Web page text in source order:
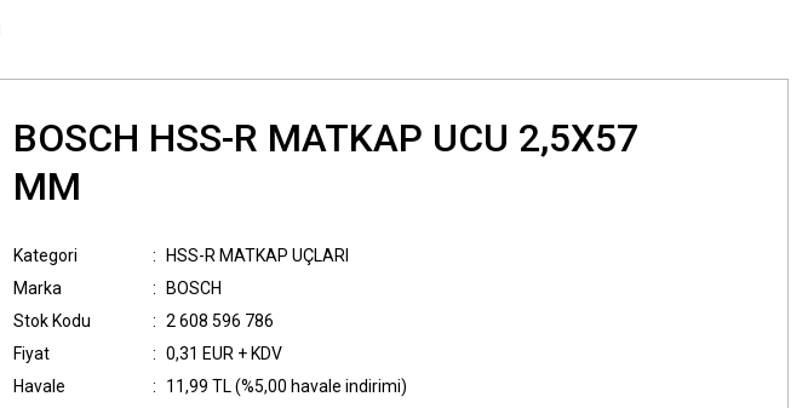
BOSCH HSS-R MATKAP UCU 2,5X57
MM
Kategori
HSS-R MATKAP UÇLARI
Marka
BOSCH
Stok Kodu
2 608 596 786
Fiyat
0,31 EUR + KDV
Havale
11,99 TL (%5,00 havale indirimi)